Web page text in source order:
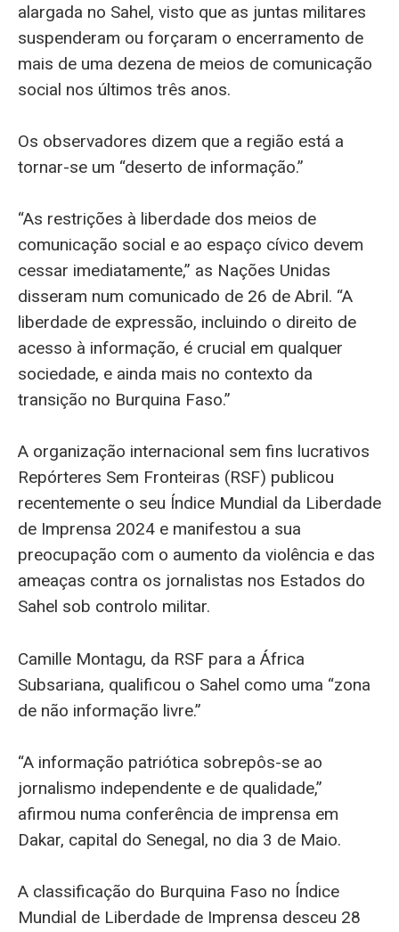
alargada no Sahel, visto que as juntas militares
suspenderam ou forçaram o encerramento de
mais de uma dezena de meios de comunicação
social nos últimos três anos.
Os observadores dizem que a região está a
tornar-se um “deserto de informação.”
“As restrições à liberdade dos meios de
comunicação social e ao espaço cívico devem
cessar imediatamente,” as Nações Unidas
disseram num comunicado de 26 de Abril. “A
liberdade de expressão, incluindo o direito de
acesso à informação, é crucial em qualquer
sociedade, e ainda mais no contexto da
transição no Burquina Faso.”
A organização internacional sem fins lucrativos
Repórteres Sem Fronteiras (RSF) publicou
recentemente o seu Índice Mundial da Liberdade
de Imprensa 2024 e manifestou a sua
preocupação com o aumento da violência e das
ameaças contra os jornalistas nos Estados do
Sahel sob controlo militar.
Camille Montagu, da RSF para a África
Subsariana, qualificou o Sahel como uma “zona
de não informação livre.”
“A informação patriótica sobrepôs-se ao
jornalismo independente e de qualidade,”
afirmou numa conferência de imprensa em
Dakar, capital do Senegal, no dia 3 de Maio.
A classificação do Burquina Faso no Índice
Mundial de Liberdade de Imprensa desceu 28